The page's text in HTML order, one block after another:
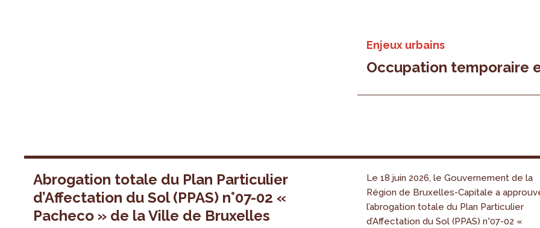
Enjeux urbains
Occupation temporaire
Abrogation totale du Plan Particulier
d’Affectation du Sol (PPAS) n°07-02 «
Pacheco » de la Ville de Bruxelles
Le 18 juin 2026, le Gouvernement de la
Région de Bruxelles-Capitale a
l’abrogation totale du Plan Particulier
d’Affectation du Sol (PPAS) n°07-02 «